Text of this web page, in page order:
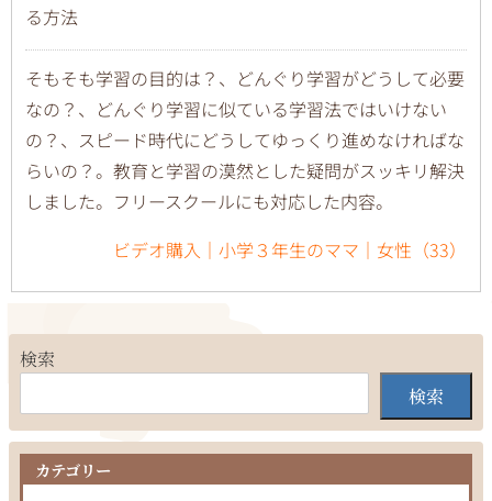
る方法
そもそも学習の目的は？、どんぐり学習がどうして必要
なの？、どんぐり学習に似ている学習法ではいけない
の？、スピード時代にどうしてゆっくり進めなければな
らいの？。教育と学習の漠然とした疑問がスッキリ解決
しました。フリースクールにも対応した内容。
ビデオ購入｜小学３年生のママ｜女性（33）
検索
検索
カテゴリー